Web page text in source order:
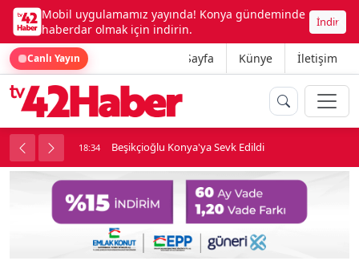
Mobil uygulamamız yayında! Konya gündeminde
haberdar olmak için indirin.
İndir
Canlı Yayın Ana Sayfa Künye İletişim
girdi 18:34 Beşikçioğlu Konya'ya Sevk Edildi